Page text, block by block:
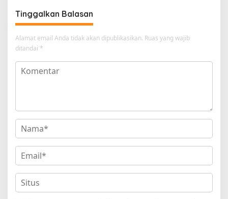
Tinggalkan Balasan
Alamat email Anda tidak akan dipublikasikan. Ruas yang wajib
ditandai *